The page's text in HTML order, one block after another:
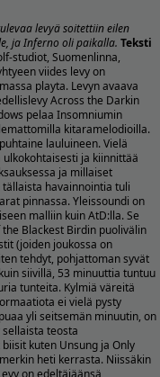
levyä soitettiin eilen
ja Inferno oli paikalla. Teksti
studiot, Suomenlinna,
viides levy on
playta. Levyn avaava
Across the Darkin
pelaa Insomniumin
kitaramelodioilla.
lauluineen. Vielä
ja kiinnittää
ja millaiset
havainnointia tuli
pinnassa. Yleissoundi on
malliin kuin AtD:lla. Se
Blackest Birdin puolivälin
(joiden joukossa on
tehdyt, pohjattoman syvät
siivillä, 53 minuuttia tuntuu
tunteita. Kylmiä väreitä
ei vielä pysty
yli seitsemän minuutin, on
teosta
kuten Unsung ja Only
heti kerrasta. Niissäkin
on edeltäjäänsä